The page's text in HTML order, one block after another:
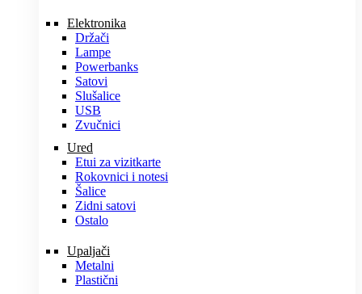
Elektronika
Držači
Lampe
Powerbanks
Satovi
Slušalice
USB
Zvučnici
Ured
Etui za vizitkarte
Rokovnici i notesi
Šalice
Zidni satovi
Ostalo
Upaljači
Metalni
Plastični